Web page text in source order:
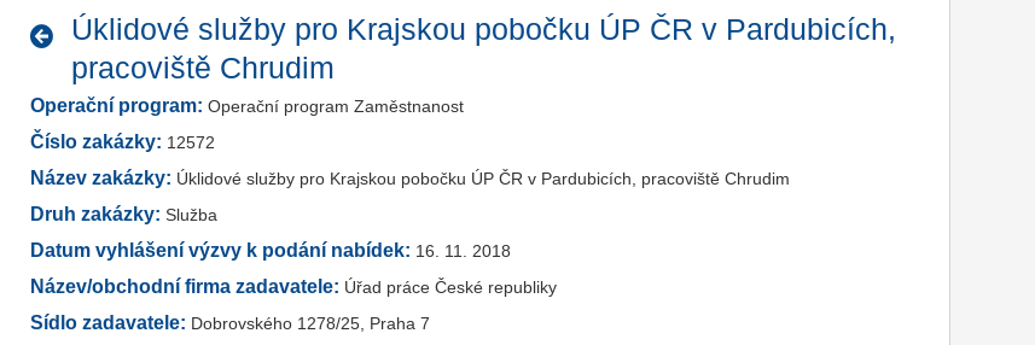
Úklidové služby pro Krajskou pobočku ÚP ČR v Pardubicích,
pracoviště Chrudim
Operační program: Operační program Zaměstnanost
Číslo zakázky: 12572
Název zakázky: Úklidové služby pro Krajskou pobočku ÚP ČR v Pardubicích, pracoviště Chrudim
Druh zakázky: Služba
Datum vyhlášení výzvy k podání nabídek: 16. 11. 2018
Název/obchodní firma zadavatele: Úřad práce České republiky
Sídlo zadavatele: Dobrovského 1278/25, Praha 7